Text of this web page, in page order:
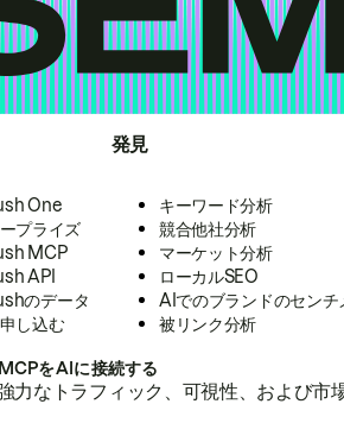
One
プライズ
MCP
API
のデータ
し込む
発見
キーワード分析
競合他社分析
マーケット分析
ローカルSEO
AIでのブランドのセンチ
被リンク分析
をAIに接続する
力なトラフィック、可視性、および